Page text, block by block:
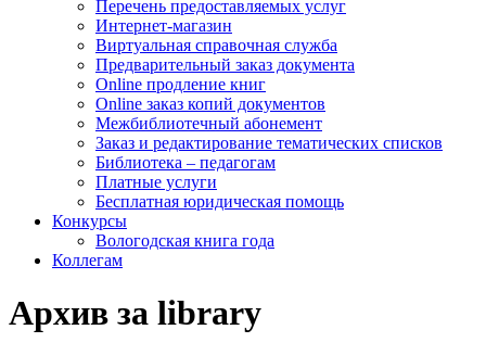
Перечень предоставляемых услуг
Интернет-магазин
Виртуальная справочная служба
Предварительный заказ документа
Online продление книг
Online заказ копий документов
Межбиблиотечный абонемент
Заказ и редактирование тематических списков
Библиотека – педагогам
Платные услуги
Бесплатная юридическая помощь
Конкурсы
Вологодская книга года
Коллегам
Архив за library